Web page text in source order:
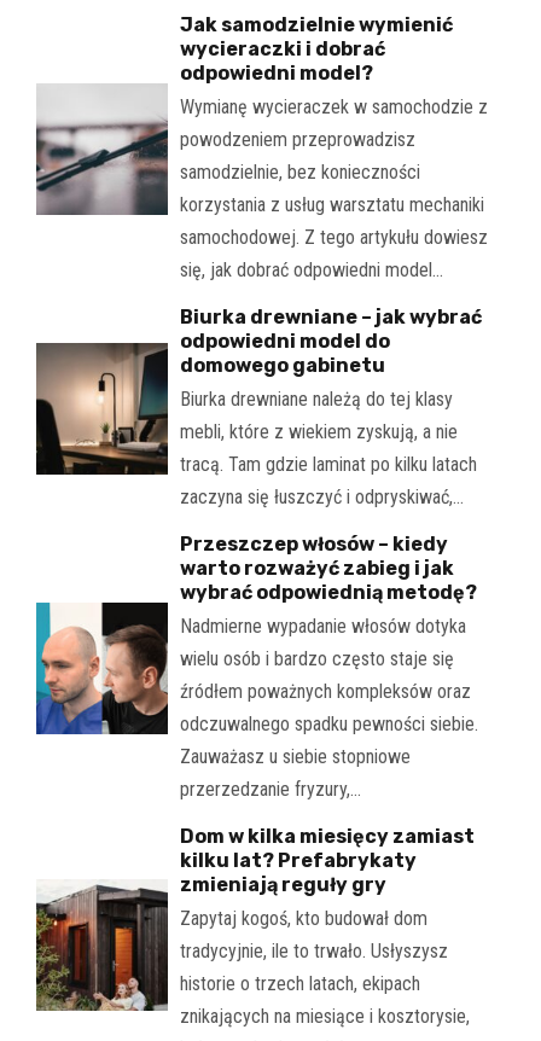
Jak samodzielnie wymienić
wycieraczki i dobrać
odpowiedni model?
Wymianę wycieraczek w samochodzie z
powodzeniem przeprowadzisz
samodzielnie, bez konieczności
korzystania z usług warsztatu mechaniki
samochodowej. Z tego artykułu dowiesz
się, jak dobrać odpowiedni model…
Biurka drewniane – jak wybrać
odpowiedni model do
domowego gabinetu
Biurka drewniane należą do tej klasy
mebli, które z wiekiem zyskują, a nie
tracą. Tam gdzie laminat po kilku latach
zaczyna się łuszczyć i odpryskiwać,…
Przeszczep włosów – kiedy
warto rozważyć zabieg i jak
wybrać odpowiednią metodę?
Nadmierne wypadanie włosów dotyka
wielu osób i bardzo często staje się
źródłem poważnych kompleksów oraz
odczuwalnego spadku pewności siebie.
Zauważasz u siebie stopniowe
przerzedzanie fryzury,…
Dom w kilka miesięcy zamiast
kilku lat? Prefabrykaty
zmieniają reguły gry
Zapytaj kogoś, kto budował dom
tradycyjnie, ile to trwało. Usłyszysz
historie o trzech latach, ekipach
znikających na miesiące i kosztorysie,